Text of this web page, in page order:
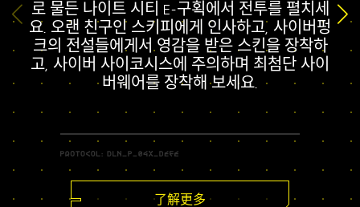
로 물든 나이트 시티 E-구획에서 전투를 펼치세
요. 오랜 친구인 스키피에게 인사하고, 사이버펑
크의 전설들에게서 영감을 받은 스킨을 장착하
고, 사이버 사이코시스에 주의하며 최첨단 사이
버웨어를 장착해 보세요.
了解更多